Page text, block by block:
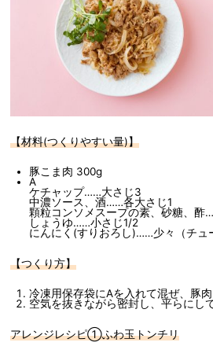
【材料(つくりやすい量)】
豚こま肉 300g
A
ケチャップ……大さじ3
中濃ソース、酒……各大さじ1
顆粒コンソメスープの素、砂糖、酢
しょうゆ……小さじ1/2
にんにく(すりおろし)……少々（チュ
【つくり方】
冷凍用保存袋にAを入れて混ぜ、豚
空気を抜きながら密封し、平らにし
アレンジレシピ①ふわ玉トンチリ